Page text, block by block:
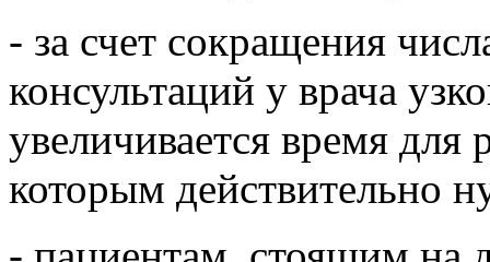
- за счет сокращения
консультаций у врача
увеличивается время
которым действительно